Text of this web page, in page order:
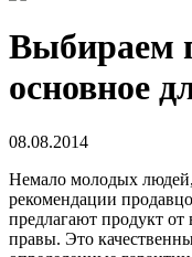
Выбираем
основное
08.08.2014
Немало молодых
рекомендации
предлагают продукт
правы. Это